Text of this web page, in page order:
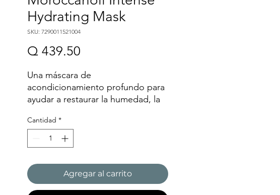
Hydrating Mask
SKU: 7290011521004
Q 439.50
Una máscara de
acondicionamiento profundo para
ayudar a restaurar la humedad, la
seco.
Formulado con aceite de argán y
otros ingredientes nutritivos.
Cantidad *
Agregar al carrito